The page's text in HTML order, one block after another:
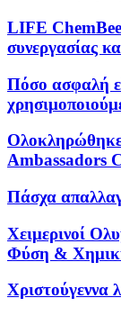
LIFE
συνεργασίας
Πόσο ασφαλή
Ολοκληρώθηκε
Ambassadors
Πάσχα
Χειμερινοί
Φύση &
Χριστούγεννα